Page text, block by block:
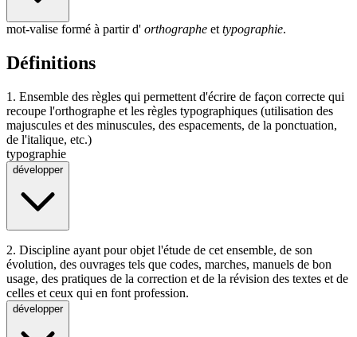
mot-valise formé à partir d' orthographe ettypographie.
Définitions
1. Ensemble des règles qui permettent d'écrire de façon correcte qui
recoupe l'orthographe et les règles typographiques (utilisation des
majuscules et des minuscules, des espacements, de la ponctuation,
de l'italique, etc.)
typographie
développer
2. Discipline ayant pour objet l'étude de cet ensemble, de son
évolution, des ouvrages tels que codes, marches, manuels de bon
usage, des pratiques de la correction et de la révision des textes et de
celles et ceux qui en font profession.
développer